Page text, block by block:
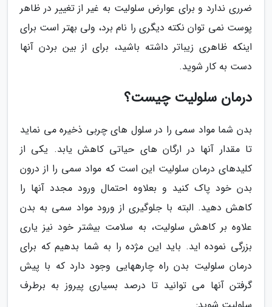
ضرری ندارد و برای عوارض سلولیت به غیر از تغییر در ظاهر
پوست نمی توان نکته دیگری را نام برد، ولی بهتر است برای
اینکه ظاهری زیباتر داشته باشید، برای از بین بردن آنها
دست به کار شوید.
درمان سلولیت چیست؟
بدن شما مواد سمی را در سلول های چربی ذخیره می نماید
تا مقدار آنها در ارگان های حیاتی کاهش یابد. یکی از
کلیدهای درمان سلولیت این است که مواد سمی را از درون
بدن خود پاک کنید و بعلاوه احتمال ورود مجدد آنها را
کاهش دهید. البته با جلوگیری از ورود مواد سمی به بدن
علاوه بر کاهش سلولیت، به سلامت بیشتر خود نیز یاری
بزرگی نموده اید. باید این مژده را به شما بدهیم که برای
درمان سلولیت بدن راه چارههایی وجود دارد که با پیش
گرفتن آنها می توانید تا درصد بسیاری پیروز به برطرف